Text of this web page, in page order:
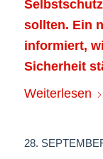
sollten. Ein
informiert,
Sicherheit
Weiterlesen
28.